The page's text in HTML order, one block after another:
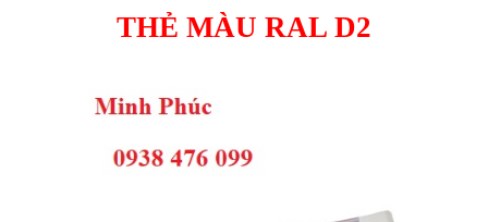
THẺ MÀU RAL D2